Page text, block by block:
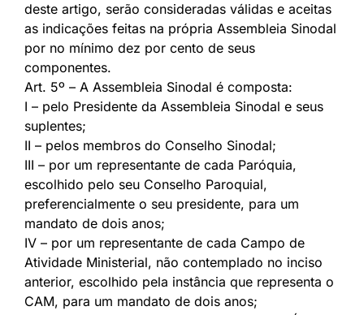
deste artigo, serão consideradas válidas e aceitas
as indicações feitas na própria Assembleia Sinodal
por no mínimo dez por cento de seus
componentes.
Art. 5º – A Assembleia Sinodal é composta:
I – pelo Presidente da Assembleia Sinodal e seus
suplentes;
II – pelos membros do Conselho Sinodal;
III – por um representante de cada Paróquia,
escolhido pelo seu Conselho Paroquial,
preferencialmente o seu presidente, para um
mandato de dois anos;
IV – por um representante de cada Campo de
Atividade Ministerial, não contemplado no inciso
anterior, escolhido pela instância que representa o
CAM, para um mandato de dois anos;